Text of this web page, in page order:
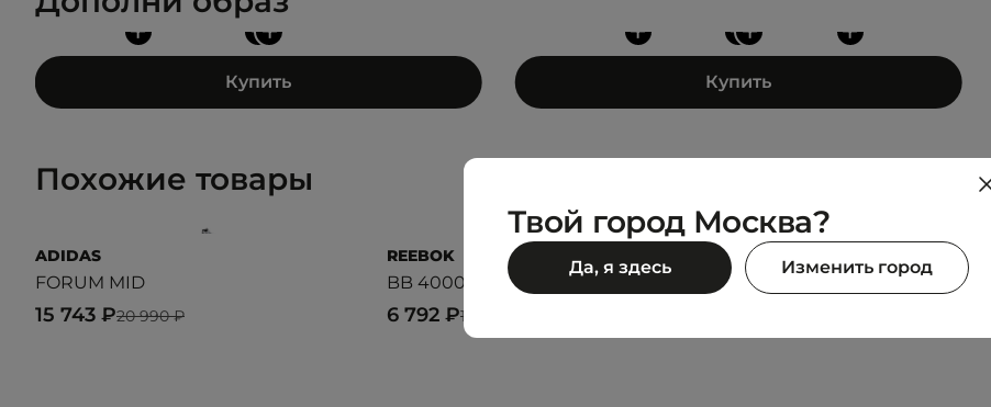
+
+ +
Купить
+
+ + +
Купить
Похожие товары
ADIDAS
FORUM MID
20 990 ₽
15 743 ₽
REEBOK
BB 4000 II
11 990 ₽
6 792 ₽
ADIDAS
SUPERSTAR
Твой город Москва?
Да, я здесь Изменить город